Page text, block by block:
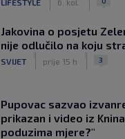
Jakovina o posjetu
nije odlučilo na koju
SVIJET prije 15 h 3
Pupovac sazvao
prikazan i video iz
poduzima mjere?"